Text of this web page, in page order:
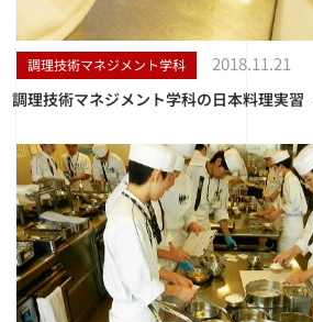
調理技術マネジメント学科 2018.11.21
調理技術マネジメント学科の日本料理実習